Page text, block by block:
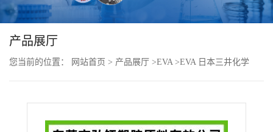
页
公
产品展厅
您当前的位置： 网站首页 > 产品展厅 >EVA>EVA 日本三井化学